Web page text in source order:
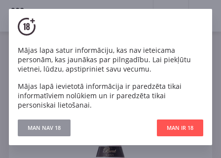
18+
Dzirkstošais Rozā Sauss
Spānija
Segura Viudas Brut Rosado Cava DO
Mājas lapa satur informāciju, kas nav ieteicama
personām, kas jaunākas par pilngadību. Lai piekļūtu
vietnei, lūdzu, apstipriniet savu vecumu.
Mājas lapā ievietotā informācija ir paredzēta tikai
informatīviem nolūkiem un ir paredzēta tikai
personiskai lietošanai.
MAN NAV 18 MAN IR 18